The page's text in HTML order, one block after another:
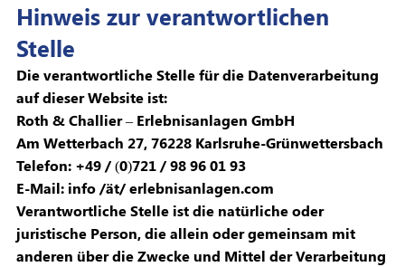
Hinweis zur verantwortlichen
Stelle
Die verantwortliche Stelle für die Datenverarbeitung
auf dieser Website ist:
Roth & Challier – Erlebnisanlagen GmbH
Am Wetterbach 27, 76228 Karlsruhe-Grünwettersbach
Telefon: +49 / (0)721 / 98 96 01 93
E-Mail: info /ät/ erlebnisanlagen.com
Verantwortliche Stelle ist die natürliche oder
juristische Person, die allein oder gemeinsam mit
anderen über die Zwecke und Mittel der Verarbeitung